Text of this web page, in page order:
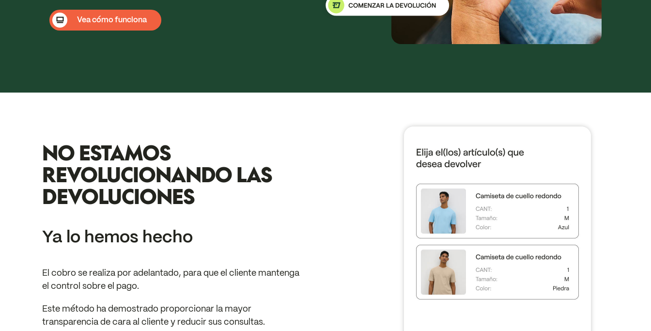
Vea cómo funciona
NO ESTAMOS
REVOLUCIONANDO LAS
DEVOLUCIONES
Ya lo hemos hecho
El cobro se realiza por adelantado, para que el cliente mantenga
el control sobre el pago.
Este método ha demostrado proporcionar la mayor
transparencia de cara al cliente y reducir sus consultas.